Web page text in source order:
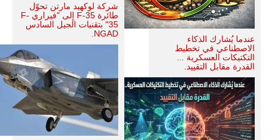
عندما يُشارك الذكاء
الاصطناعي في تخطيط
التكتيكات العسكرية ...
القدرة مقابل التقييد.
شركة لوكهيد مارتن تحوّل
طائرة F-35 إلى "فيراري F-
35" بتقنيات الجيل السادس
NGAD.